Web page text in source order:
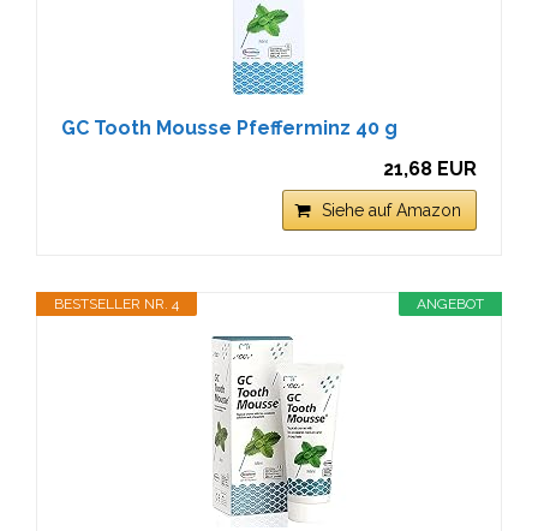
GC Tooth Mousse Pfefferminz 40 g
21,68 EUR
Siehe auf Amazon
ANGEBOT
BESTSELLER NR. 4